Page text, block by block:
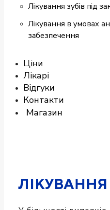
Лікування зубів під
Лікування в умовах
забезпечення
Ціни
Лікарі
Відгуки
Контакти
Магазин